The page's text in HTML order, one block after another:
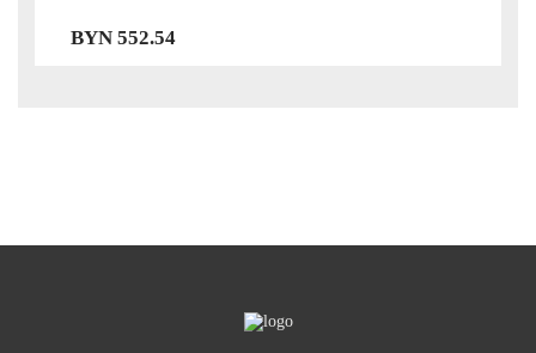
BYN552.54